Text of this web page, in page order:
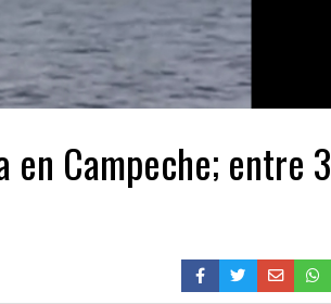
Campeche; entre 3